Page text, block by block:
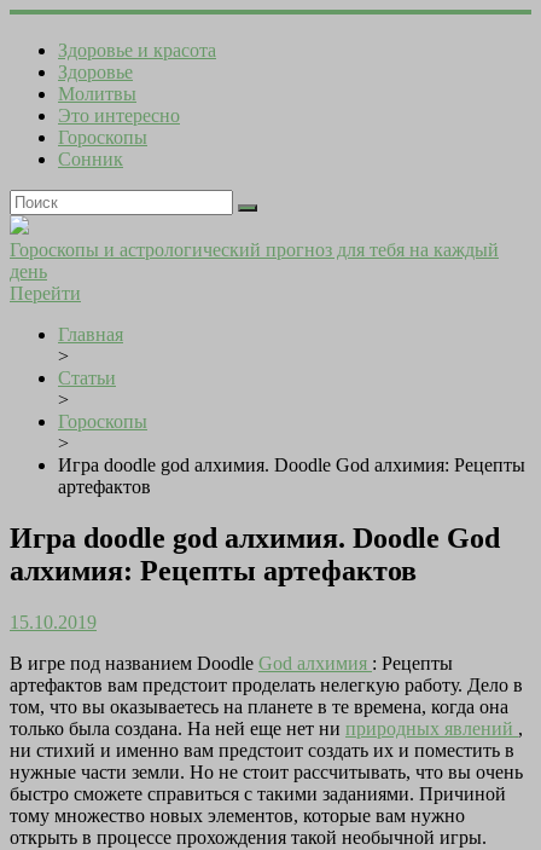
Здоровье и красота
Здоровье
Молитвы
Это интересно
Гороскопы
Сонник
Гороскопы и астрологический прогноз для тебя на каждый
день
Перейти
Главная
>
Статьи
>
Гороскопы
>
Игра doodle god алхимия. Doodle God алхимия: Рецепты
артефактов
Игра doodle god алхимия. Doodle God
алхимия: Рецепты артефактов
15.10.2019
В игре под названием Doodle God алхимия : Рецепты
артефактов вам предстоит проделать нелегкую работу. Дело в
том, что вы оказываетесь на планете в те времена, когда она
только была создана. На ней еще нет ни природных явлений ,
ни стихий и именно вам предстоит создать их и поместить в
нужные части земли. Но не стоит рассчитывать, что вы очень
быстро сможете справиться с такими заданиями. Причиной
тому множество новых элементов, которые вам нужно
открыть в процессе прохождения такой необычной игры.